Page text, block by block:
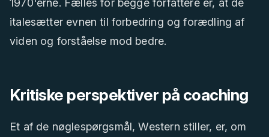
1970'erne. Fælles for begge forfattere er, at de
italesætter evnen til forbedring og forædling af
viden og forståelse mod bedre.
Kritiske perspektiver på coaching
Et af de nøglespørgsmål, Western stiller, er, om